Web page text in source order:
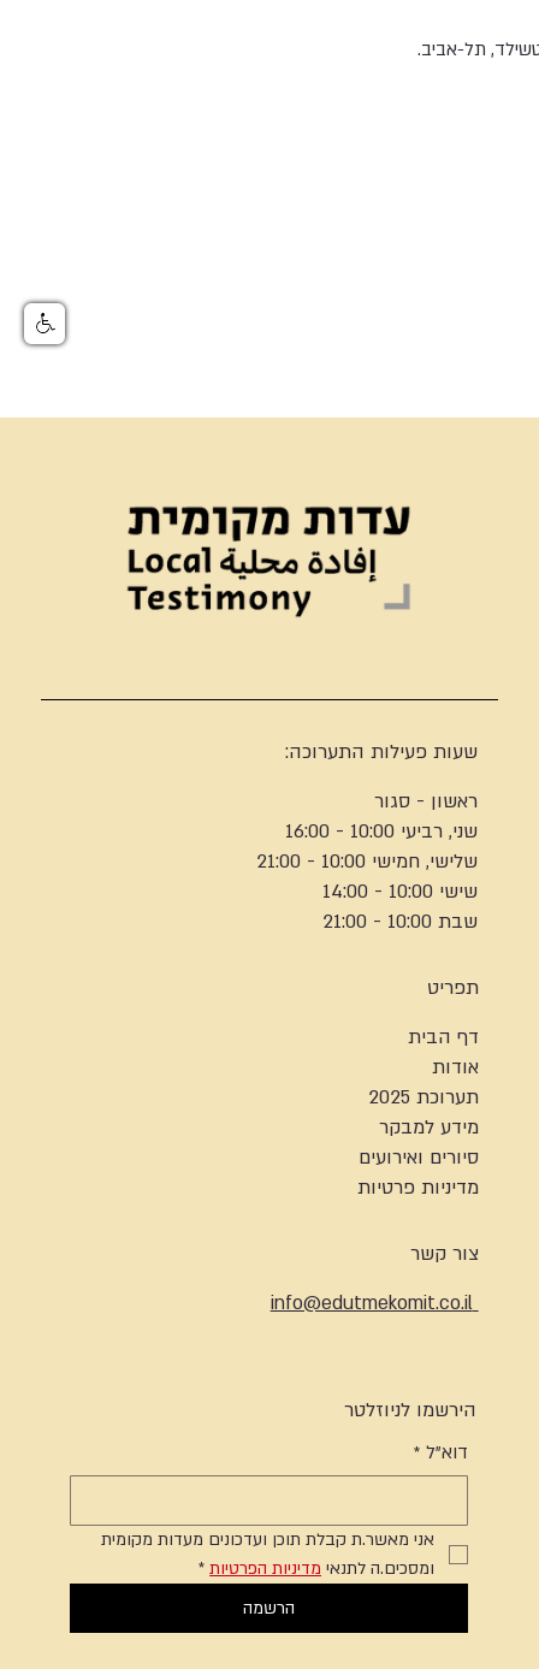
תל-אביב.
שעות פעילות התערוכה:
ראשון - סגור
שני, רביעי 10:00 - 16:00
שלישי, חמישי 10:00 - 21:00
שישי 10:00 - 14:00
שבת 10:00 - 21:00
תפריט
דף הבית
אודות
תערוכת 2025
מידע למבקר
סיורים ואירועים
מדיניות פרטיות
צור קשר
info@edutmekomit.co.il
הירשמו לניוזלטר
דוא"ל *
אני מאשר.ת קבלת תוכן ועדכונים מעדות מקומית
ומסכים.ה לתנאי מדיניות הפרטיות *
הרשמה